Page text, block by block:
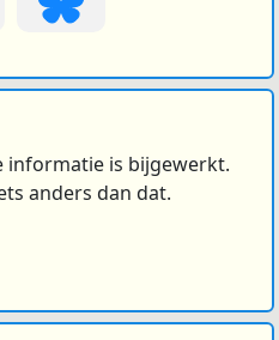
informatie is bijgewerkt.
anders dan dat.